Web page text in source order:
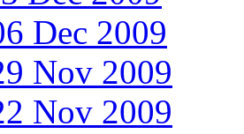
Dec 2009
Nov 2009
Nov 2009